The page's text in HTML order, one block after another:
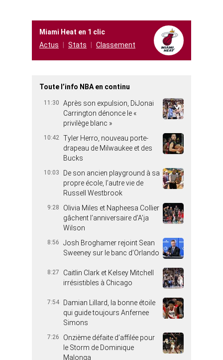
Miami Heat en 1 clic
Actus
Stats Classement
Toute l’info NBA en continu
11:30
Après son expulsion, DiJonai
Carrington dénonce le «
privilège blanc »
10:42 Tyler Herro, nouveau porte-
drapeau de Milwaukee et des
Bucks
10:03
De son ancien playground à sa
propre école, l’autre vie de
Russell Westbrook
9:28
Olivia Miles et Napheesa Collier
gâchent l’anniversaire d’A’ja
Wilson
8:56
Josh Broghamer rejoint Sean
Sweeney sur le banc d’Orlando
8:27
Caitlin Clark et Kelsey Mitchell
irrésistibles à Chicago
7:54
Damian Lillard, la bonne étoile
qui guide toujours Anfernee
Simons
7:26
Onzième défaite d’affilée pour
le Storm de Dominique
Malonga